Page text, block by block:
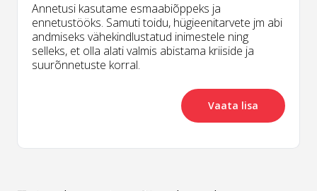
Annetusi kasutame esmaabiõppeks ja
ennetustööks. Samuti toidu, hügieenitarvete jm abi
andmiseks vähekindlustatud inimestele ning
selleks, et olla alati valmis abistama kriiside ja
suurõnnetuste korral.
Vaata lisa